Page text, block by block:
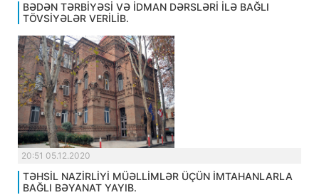
BƏDƏN TƏRBİYƏSİ VƏ İDMAN DƏRSLƏRİ İLƏ BAĞLI
TÖVSİYƏLƏR VERİLİB.
20:51 05.12.2020
TƏHSİL NAZİRLİYİ MÜƏLLİMLƏR ÜÇÜN İMTAHANLARLA
BAĞLI BƏYANAT YAYIB.